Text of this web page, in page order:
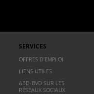
SERVICES
OFFRES D’EMPLOI
LIENS UTILES
ABD-BVD SUR LES
RÉSEAUX SOCIAUX